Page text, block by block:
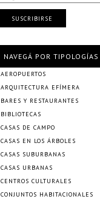
SUSCRIBIRSE
NAVEGÁ POR TIPOLOGÍAS
AEROPUERTOS
ARQUITECTURA EFÍMERA
BARES Y RESTAURANTES
BIBLIOTECAS
CASAS DE CAMPO
CASAS EN LOS ÁRBOLES
CASAS SUBURBANAS
CASAS URBANAS
CENTROS CULTURALES
CONJUNTOS HABITACIONALES